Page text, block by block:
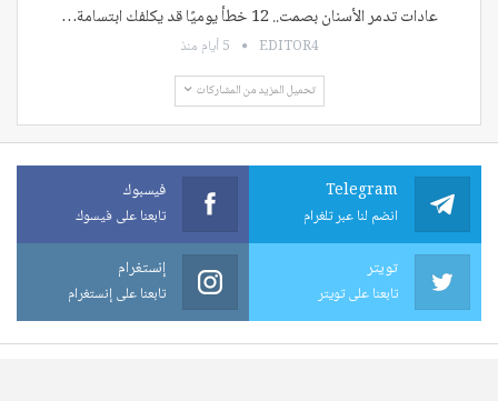
عادات تدمر الأسنان بصمت.. 12 خطأ يوميًا قد يكلفك ابتسامة…
EDITOR4 5 أيام منذ
تحميل المزيد من المشاركات
Telegram
انضم لنا عبر تلغرام
فيسبوك
تابعنا على فيسوك
تويتر
تابعنا على تويتر
إنستغرام
تابعنا على إنستغرام